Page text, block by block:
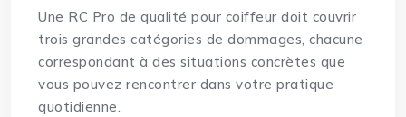
Une RC Pro de qualité pour coiffeur doit couvrir
trois grandes catégories de dommages, chacune
correspondant à des situations concrètes que
vous pouvez rencontrer dans votre pratique
quotidienne.